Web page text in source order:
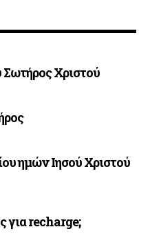
Χριστού
ημών Ιησού Χριστού
για recharge;